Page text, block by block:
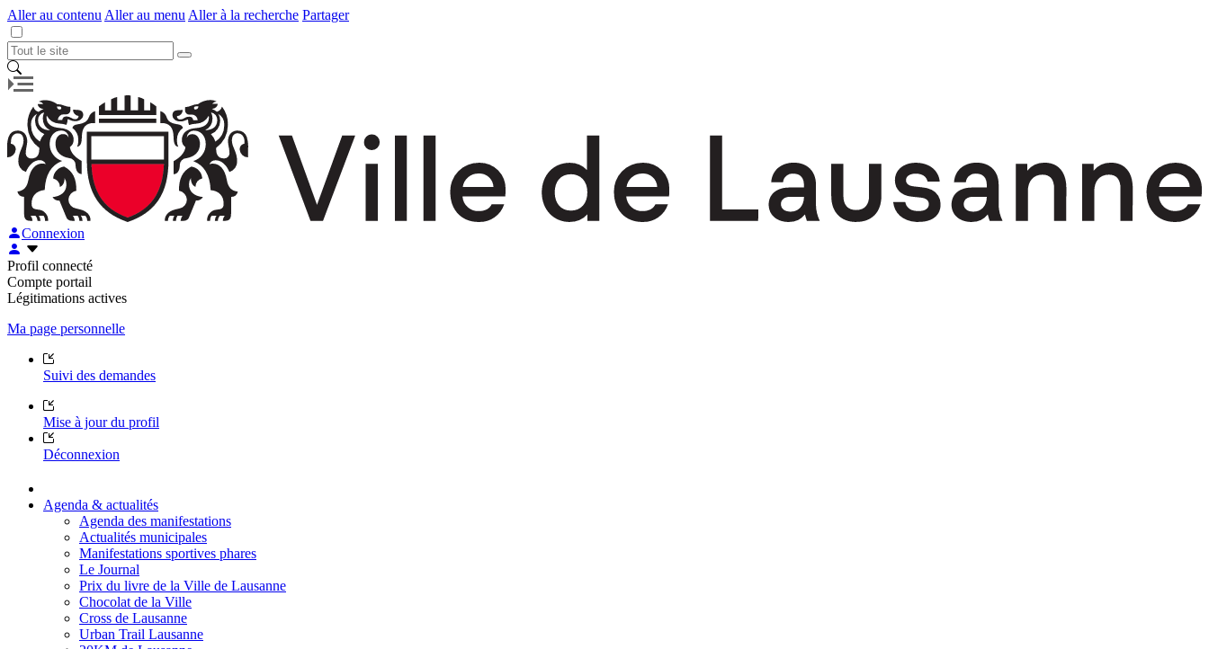
Aller au contenu Aller au menu Aller à la recherche Partager
Connexion
Profil connecté
Compte portail
Légitimations actives
Ma page personnelle
Suivi des demandes
Mise à jour du profil
Déconnexion
Agenda & actualités
Agenda des manifestations
Actualités municipales
Manifestations sportives phares
Le Journal
Prix du livre de la Ville de Lausanne
Chocolat de la Ville
Cross de Lausanne
Urban Trail Lausanne